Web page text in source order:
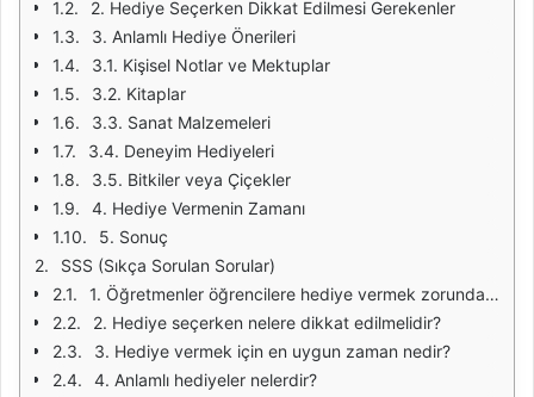
2. Hediye Seçerken Dikkat Edilmesi Gerekenler
3. Anlamlı Hediye Önerileri
3.1. Kişisel Notlar ve Mektuplar
3.2. Kitaplar
3.3. Sanat Malzemeleri
3.4. Deneyim Hediyeleri
3.5. Bitkiler veya Çiçekler
4. Hediye Vermenin Zamanı
5. Sonuç
SSS (Sıkça Sorulan Sorular)
1. Öğretmenler öğrencilere hediye vermek zorunda mı?
2. Hediye seçerken nelere dikkat edilmelidir?
3. Hediye vermek için en uygun zaman nedir?
4. Anlamlı hediyeler nelerdir?